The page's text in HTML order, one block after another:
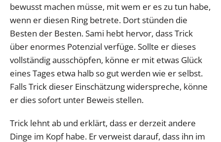
bewusst machen müsse, mit wem er es zu tun habe,
wenn er diesen Ring betrete. Dort stünden die
Besten der Besten. Sami hebt hervor, dass Trick
über enormes Potenzial verfüge. Sollte er dieses
vollständig ausschöpfen, könne er mit etwas Glück
eines Tages etwa halb so gut werden wie er selbst.
Falls Trick dieser Einschätzung widerspreche, könne
er dies sofort unter Beweis stellen.
Trick lehnt ab und erklärt, dass er derzeit andere
Dinge im Kopf habe. Er verweist darauf, dass ihn im